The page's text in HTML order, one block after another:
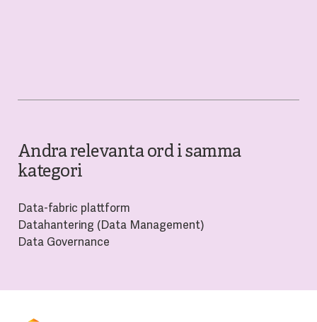
Andra relevanta ord i samma
kategori
Data-fabric plattform
Datahantering (Data Management)
Data Governance